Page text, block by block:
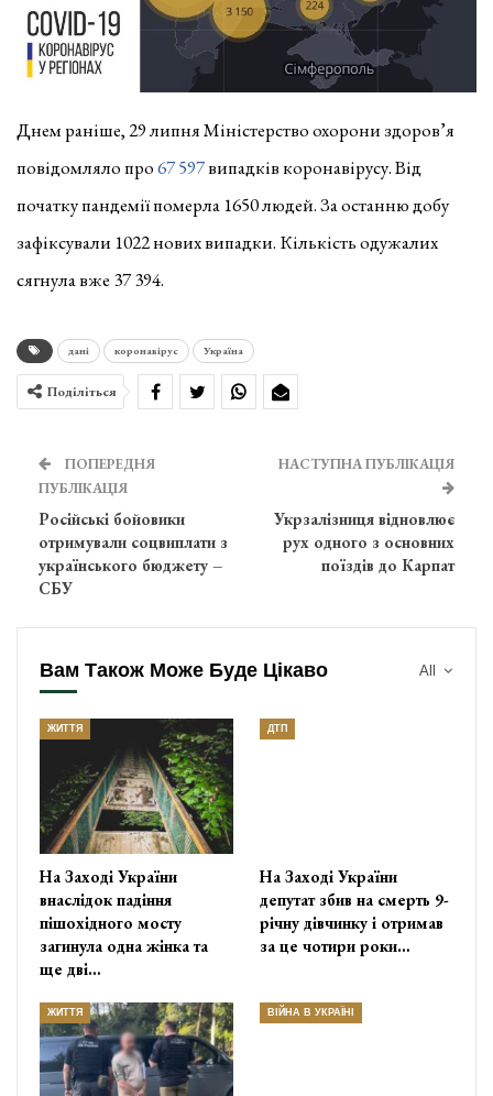
Днем раніше, 29 липня Міністерство охорони здоров’я
повідомляло про67 597випадків коронавірусу. Від
початку пандемії померла 1650 людей. За останню добу
зафіксували 1022 нових випадки. Кількість одужалих
сягнула вже 37 394.
дані коронавірус Україна
Поділіться
ПОПЕРЕДНЯ
ПУБЛІКАЦІЯ
Російські бойовики
отримували соцвиплати з
українського бюджету –
СБУ
НАСТУПНА ПУБЛІКАЦІЯ
Укрзалізниця відновлює
рух одного з основних
поїздів до Карпат
All
Вам Також Може Буде Цікаво
ЖИТТЯ
На Заході України
внаслідок падіння
пішохідного мосту
загинула одна жінка та
ще дві…
ДТП
На Заході України
депутат збив на смерть 9-
річну дівчинку і отримав
за це чотири роки…
ЖИТТЯ ВІЙНА В УКРАЇНІ